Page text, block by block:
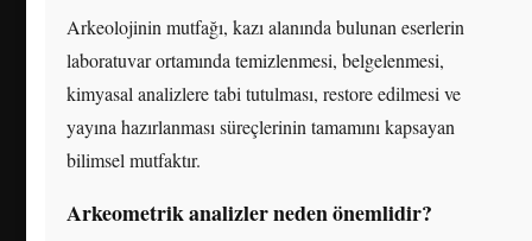
Arkeolojinin mutfağı, kazı alanında bulunan eserlerin
laboratuvar ortamında temizlenmesi, belgelenmesi,
kimyasal analizlere tabi tutulması, restore edilmesi ve
yayına hazırlanması süreçlerinin tamamını kapsayan
bilimsel mutfaktır.
Arkeometrik analizler neden önemlidir?